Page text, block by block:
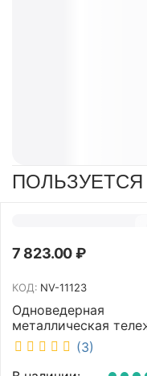
7 823.00₽
КОД: NV-11123
Одноведерная
металлическая
с отжимом и
под химию NV 23 л
11123
(3)